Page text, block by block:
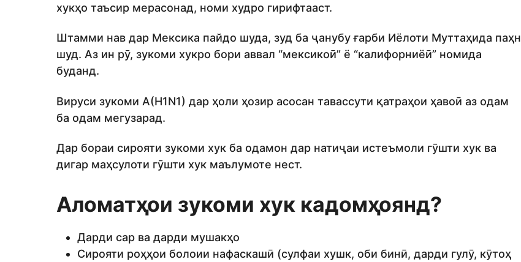
хукҳо таъсир мерасонад, номи худро гирифтааст.
Штамми нав дар Мексика пайдо шуда, зуд ба ҷанубу ғарби Иёлоти Муттаҳида паҳн
шуд. Аз ин рӯ, зукоми хукро бори аввал “мексикоӣ” ё “калифорниёӣ” номида
буданд.
Вируси зукоми A(H1N1) дар ҳоли ҳозир асосан тавассути қатраҳои ҳавоӣ аз одам
ба одам мегузарад.
Дар бораи сирояти зукоми хук ба одамон дар натиҷаи истеъмоли гӯшти хук ва
дигар маҳсулоти гӯшти хук маълумоте нест.
Аломатҳои зукоми хук кадомҳоянд?
Дарди сар ва дарди мушакҳо
Сирояти роҳҳои болоии нафаскашӣ (сулфаи хушк, оби бинӣ, дарди гулӯ, кӯтоҳ